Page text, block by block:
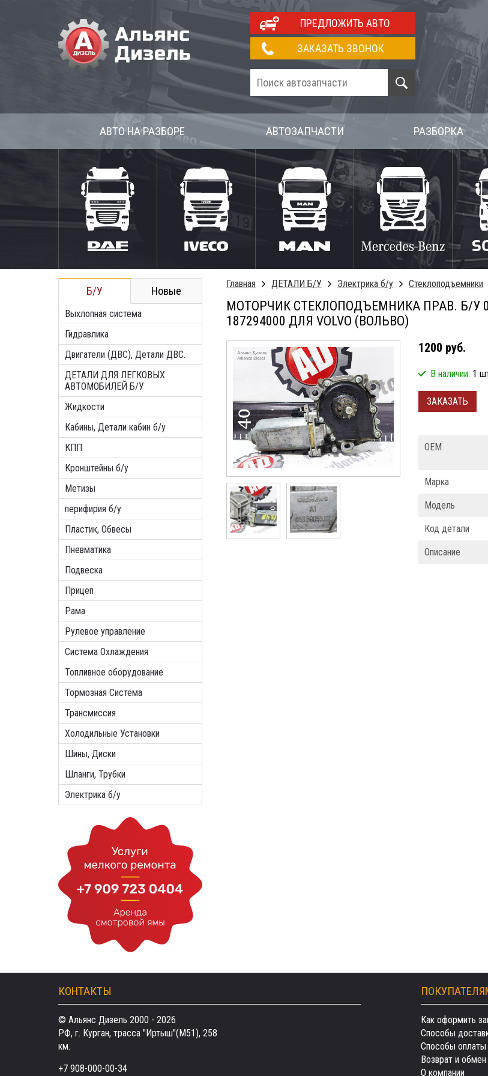
ПРЕДЛОЖИТЬ АВТО
ЗАКАЗАТЬ ЗВОНОК
АВТО НА РАЗБОРЕ АВТОЗАПЧАСТИ РАЗБОРКА
Б/У Новые
Выхлопная система
Гидравлика
Двигатели (ДВС), Детали ДВС.
ДЕТАЛИ ДЛЯ ЛЕГКОВЫХ
АВТОМОБИЛЕЙ Б/У
Жидкости
Кабины, Детали кабин б/у
КПП
Кронштейны б/у
Метизы
перифирия б/у
Пластик, Обвесы
Пневматика
Подвеска
Прицеп
Рама
Рулевое управление
Система Охлаждения
Топливное оборудование
Тормозная Система
Трансмиссия
Холодильные Установки
Шины, Диски
Шланги, Трубки
Электрика б/у
Главная ДЕТАЛИ Б/У Электрика б/у Стеклоподъемники
МОТОРЧИК СТЕКЛОПОДЪЕМНИКА ПРАВ. Б/У
187294000 ДЛЯ VOLVO (ВОЛЬВО)
1200 руб.
В наличии: 1
ЗАКАЗАТЬ
ОЕМ
Марка
Модель
Код детали
Описание
КОНТАКТЫ
© Альянс Дизель 2000 - 2026
РФ, г. Курган, трасса "Иртыш"(М51), 258
км.
+7 908-000-00-34
Как оформить
Способы
Способы оплаты
Возврат и
О компании